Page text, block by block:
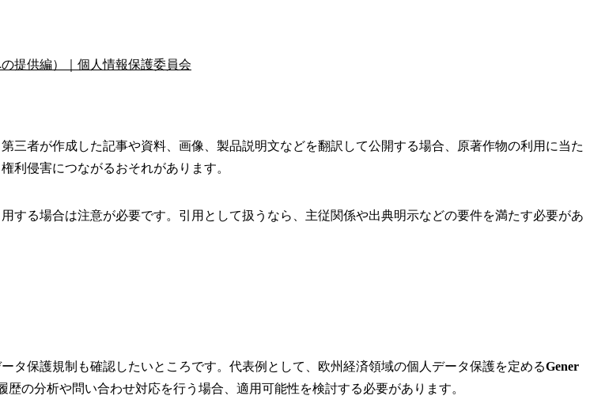
提供編）｜個人情報保護委員会
三者が作成した記事や資料、画像、製品説明文などを翻訳して公開する場合、原著作物の利用に当た
利侵害につながるおそれがあります。
る場合は注意が必要です。引用として扱うなら、主従関係や出典明示などの要件を満たす必要があ
保護規制も確認したいところです。代表例として、欧州経済領域の個人データ保護を定めるGener
の分析や問い合わせ対応を行う場合、適用可能性を検討する必要があります。